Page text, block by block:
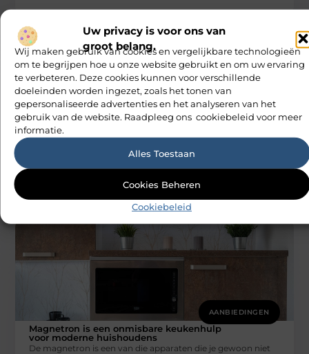
Uw privacy is voor ons van
groot belang.
Wij maken gebruik van cookies en vergelijkbare technologieën
om te begrijpen hoe u onze website gebruikt en om uw ervaring
te verbeteren. Deze cookies kunnen voor verschillende
doeleinden worden ingezet, zoals het tonen van
gepersonaliseerde advertenties en het analyseren van het
gebruik van de website. Raadpleeg ons cookiebeleid voor meer
informatie.
Alles Toestaan
Cookies Beheren
Cookiebeleid
AANBIEDINGEN
Gepersonaliseerde feestslingers
feestdag viert, gepersonaliseerde slingers kunnen echt het
verschil maken. Ze voegen
AANBIEDINGEN
Magnetron is een onmisbare keukenhulp
voor moderne huishoudens
De magnetron is een van die apparaten die je gewoon niet